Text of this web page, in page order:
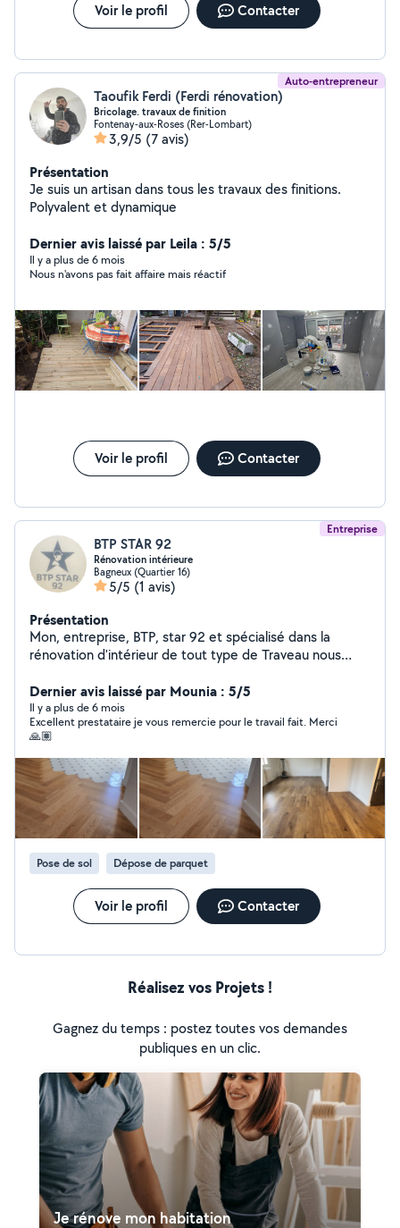
Voir le profil Contacter
Auto-entrepreneur
Taoufik Ferdi (Ferdi rénovation)
Bricolage. travaux de finition
Fontenay-aux-Roses (Rer-Lombart)
3,9/5 (7 avis)
Présentation
Je suis un artisan dans tous les travaux des finitions.
Polyvalent et dynamique
Dernier avis laissé par Leila : 5/5
Il y a plus de 6 mois
Nous n'avons pas fait affaire mais réactif
Voir le profil Contacter
Entreprise
BTP STAR 92
Rénovation intérieure
Bagneux (Quartier 16)
5/5 (1 avis)
Présentation
Mon, entreprise, BTP, star 92 et spécialisé dans la
rénovation d'intérieur de tout type de Traveau nous
garantit notre travail
Dernier avis laissé par Mounia : 5/5
Il y a plus de 6 mois
Excellent prestataire je vous remercie pour le travail fait. Merci
🙏🏽
Pose de sol Dépose de parquet
Voir le profil Contacter
Réalisez vos Projets !
Gagnez du temps : postez toutes vos demandes
publiques en un clic.
Je rénove mon habitation